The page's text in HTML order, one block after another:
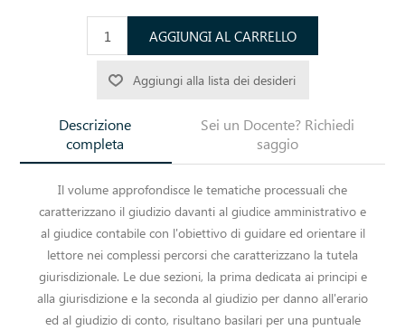
AGGIUNGI AL CARRELLO
Aggiungi alla lista dei desideri
Descrizione
completa
Sei un Docente? Richiedi
saggio
Il volume approfondisce le tematiche processuali che
caratterizzano il giudizio davanti al giudice amministrativo e
al giudice contabile con l'obiettivo di guidare ed orientare il
lettore nei complessi percorsi che caratterizzano la tutela
giurisdizionale. Le due sezioni, la prima dedicata ai principi e
alla giurisdizione e la seconda al giudizio per danno all'erario
ed al giudizio di conto, risultano basilari per una puntuale